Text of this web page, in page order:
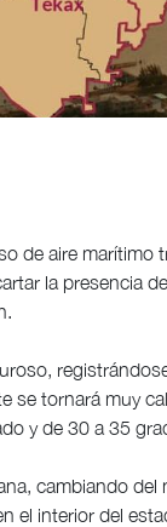
de aire marítimo
la presencia
se tornará muy
y de 30 a 35
cambiando
el interior del